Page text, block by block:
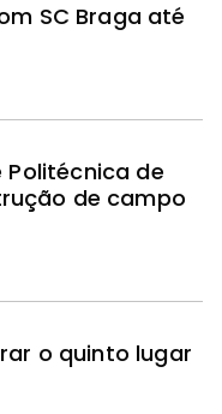
SC Braga até
Politécnica de
de campo
o quinto lugar